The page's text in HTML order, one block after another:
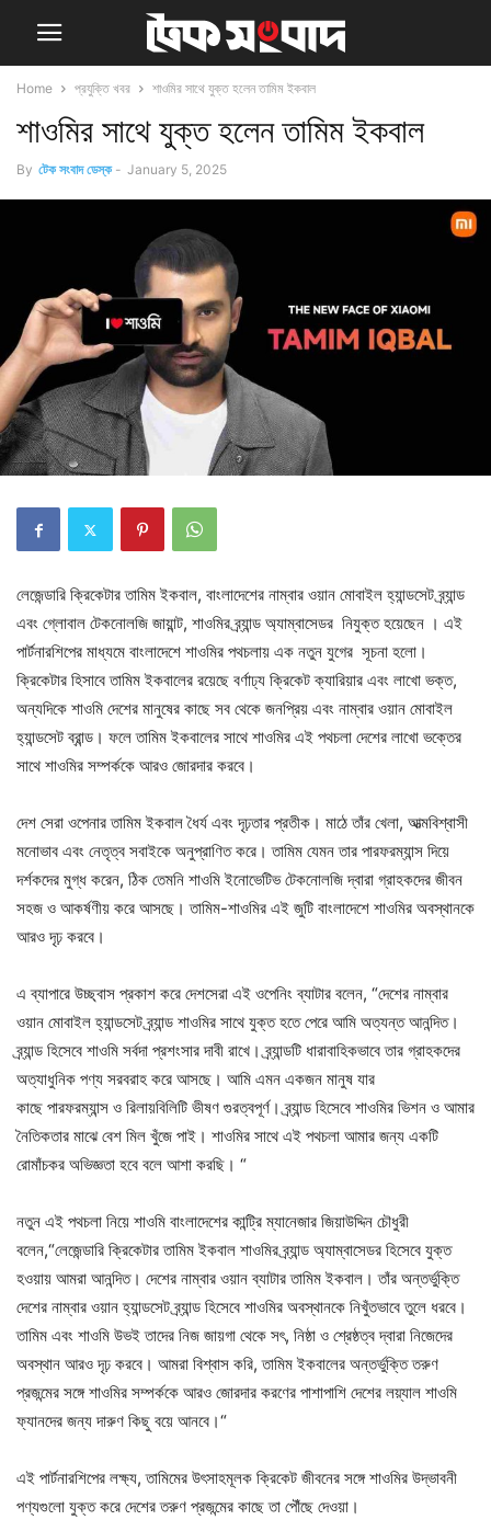
Home প্রযুক্তি খবর শাওমির সাথে যুক্ত হলেন তামিম ইকবাল
শাওমির সাথে যুক্ত হলেন তামিম ইকবাল
By টেক সংবাদ ডেস্ক - January 5, 2025
লেজেন্ডারি ক্রিকেটার তামিম ইকবাল, বাংলাদেশের নাম্বার ওয়ান মোবাইল হ্যান্ডসেট ব্র্যান্ড
এবং গ্লোবাল টেকনোলজি জায়ান্ট, শাওমির ব্র্যান্ড অ্যাম্বাসেডর নিযুক্ত হয়েছেন । এই
পার্টনারশিপের মাধ্যমে বাংলাদেশে শাওমির পথচলায় এক নতুন যুগের সূচনা হলো।
ক্রিকেটার হিসাবে তামিম ইকবালের রয়েছে বর্ণাঢ্য ক্রিকেট ক্যারিয়ার এবং লাখো ভক্ত,
অন্যদিকে শাওমি দেশের মানুষের কাছে সব থেকে জনপ্রিয় এবং নাম্বার ওয়ান মোবাইল
হ্যান্ডসেট ব্রান্ড। ফলে তামিম ইকবালের সাথে শাওমির এই পথচলা দেশের লাখো ভক্তের
সাথে শাওমির সম্পর্ককে আরও জোরদার করবে।
দেশ সেরা ওপেনার তামিম ইকবাল ধৈর্য এবং দৃঢ়তার প্রতীক। মাঠে তাঁর খেলা, আত্মবিশ্বাসী
মনোভাব এবং নেতৃত্ব সবাইকে অনুপ্রাণিত করে। তামিম যেমন তার পারফরম্যান্স দিয়ে
দর্শকদের মুগ্ধ করেন, ঠিক তেমনি শাওমি ইনোভেটিভ টেকনোলজি দ্বারা গ্রাহকদের জীবন
সহজ ও আকর্ষণীয় করে আসছে। তামিম-শাওমির এই জুটি বাংলাদেশে শাওমির অবস্থানকে
আরও দৃঢ় করবে।
এ ব্যাপারে উচ্ছ্বাস প্রকাশ করে দেশসেরা এই ওপেনিং ব্যাটার বলেন, “দেশের নাম্বার
ওয়ান মোবাইল হ্যান্ডসেট ব্র্যান্ড শাওমির সাথে যুক্ত হতে পেরে আমি অত্যন্ত আনন্দিত।
ব্র্যান্ড হিসেবে শাওমি সর্বদা প্রশংসার দাবী রাখে। ব্র্যান্ডটি ধারাবাহিকভাবে তার গ্রাহকদের
অত্যাধুনিক পণ্য সরবরাহ করে আসছে। আমি এমন একজন মানুষ যার
কাছে পারফরম্যান্স ও রিলায়বিলিটি ভীষণ গুরত্বপূর্ণ। ব্র্যান্ড হিসেবে শাওমির ভিশন ও আমার
নৈতিকতার মাঝে বেশ মিল খুঁজে পাই। শাওমির সাথে এই পথচলা আমার জন্য একটি
রোমাঁচকর অভিজ্ঞতা হবে বলে আশা করছি। “
নতুন এই পথচলা নিয়ে শাওমি বাংলাদেশের কান্ট্রি ম্যানেজার জিয়াউদ্দিন চৌধুরী
বলেন,“লেজেন্ডারি ক্রিকেটার তামিম ইকবাল শাওমির ব্র্যান্ড অ্যাম্বাসেডর হিসেবে যুক্ত
হওয়ায় আমরা আনন্দিত। দেশের নাম্বার ওয়ান ব্যাটার তামিম ইকবাল। তাঁর অন্তর্ভুক্তি
দেশের নাম্বার ওয়ান হ্যান্ডসেট ব্র্যান্ড হিসেবে শাওমির অবস্থানকে নিখুঁতভাবে তুলে ধরবে।
তামিম এবং শাওমি উভই তাদের নিজ জায়গা থেকে সৎ, নিষ্ঠা ও শ্রেষ্ঠত্ব দ্বারা নিজেদের
অবস্থান আরও দৃঢ় করবে। আমরা বিশ্বাস করি, তামিম ইকবালের অন্তর্ভুক্তি তরুণ
প্রজন্মের সঙ্গে শাওমির সম্পর্ককে আরও জোরদার করণের পাশাপাশি দেশের লয়্যাল শাওমি
ফ্যানদের জন্য দারুণ কিছু বয়ে আনবে।“
এই পার্টনারশিপের লক্ষ্য, তামিমের উৎসাহমূলক ক্রিকেট জীবনের সঙ্গে শাওমির উদ্ভাবনী
পণ্যগুলো যুক্ত করে দেশের তরুণ প্রজন্মের কাছে তা পৌঁছে দেওয়া।